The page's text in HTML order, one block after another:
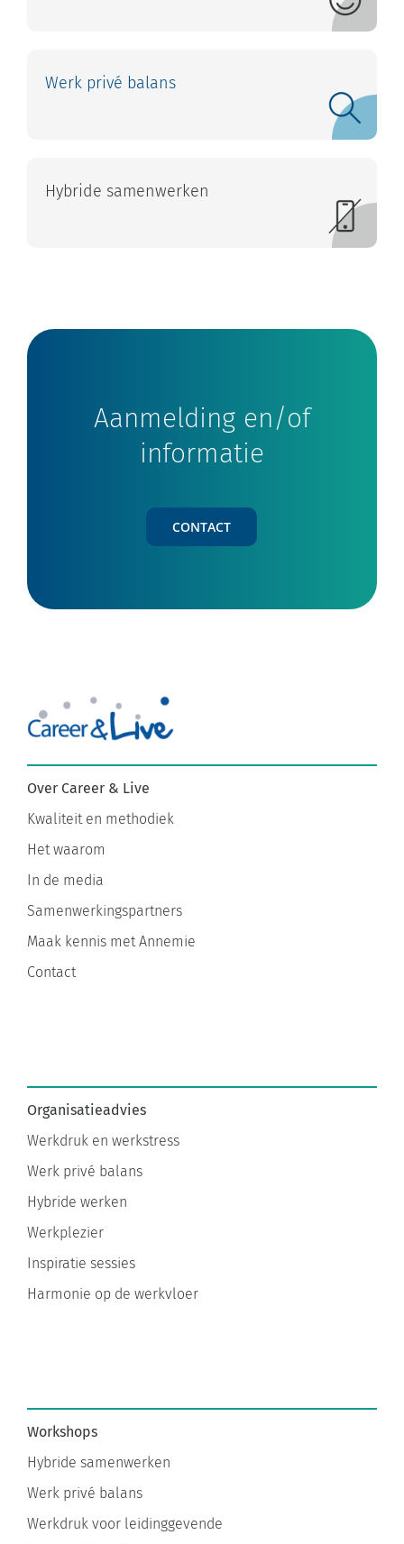
Werk privé balans
Hybride samenwerken
Aanmelding en/of
informatie
CONTACT
Over Career & Live
Kwaliteit en methodiek
Het waarom
In de media
Samenwerkingspartners
Maak kennis met Annemie
Contact
Organisatieadvies
Werkdruk en werkstress
Werk privé balans
Hybride werken
Werkplezier
Inspiratie sessies
Harmonie op de werkvloer
Workshops
Hybride samenwerken
Werk privé balans
Werkdruk voor leidinggevende